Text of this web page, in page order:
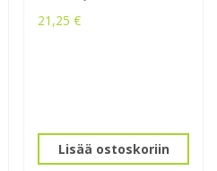
21,25€
Lisää ostoskoriin